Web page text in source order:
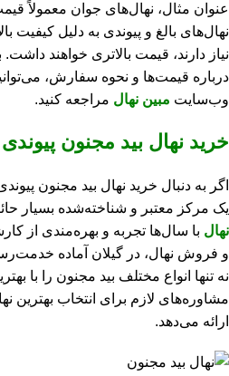
عنوان مثال، نهال‌های جوان معمولاً
نهال‌های بالغ و پیوندی به دلیل کیفیت
نیاز دارند، قیمت بالاتری خواهند
درباره قیمت‌ها و نحوه سفارش،
وب‌سایت مبین نهال مراجعه کنید.
خرید نهال بید مجنون پیوندی
اگر به دنبال خرید نهال بید مجنون
یک مرکز معتبر و شناخته‌شده بسیار
نهال با سال‌ها تجربه و بهره‌مندی از
و فروش نهال، در گیلان آماده
نه تنها انواع مختلف بید مجنون را با
مشاوره‌های لازم برای انتخاب بهترین
ارائه می‌دهد.